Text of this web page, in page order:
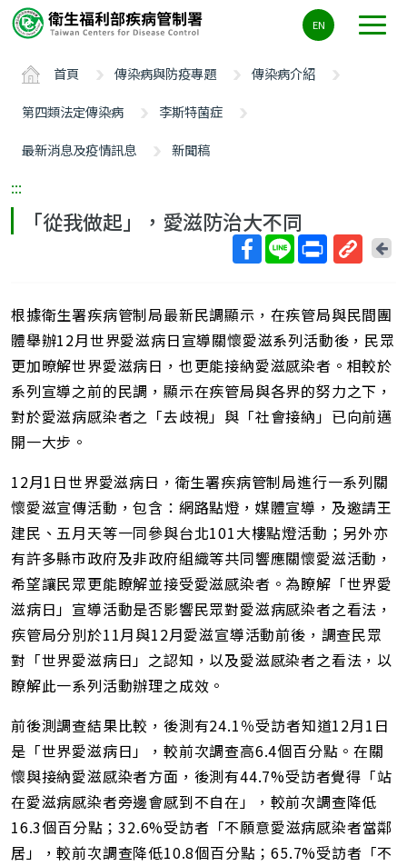
要
ALT+C
EN
首頁 傳染病與防疫專題
傳染病介紹
第四類法定傳染病
李斯特菌症
最新消息及疫情訊息
新聞稿
:::
「從我做起」，愛滋防治大不同
短
網
址
回
根據衛生署疾病管制局最新民調顯示，在疾管局與民間團
體舉辦12月世界愛滋病日宣導關懷愛滋系列活動後，民眾
更加暸解世界愛滋病日，也更能接納愛滋感染者。相較於
系列宣導之前的民調，顯示在疾管局與各界的努力之下，
對於愛滋病感染者之「去歧視」與「社會接納」已向前邁
開一大步。
12月1日世界愛滋病日，衛生署疾病管制局進行一系列關
懷愛滋宣傳活動，包含：網路點燈，媒體宣導，及邀請王
建民、五月天等一同參與台北101大樓點燈活動；另外亦
有許多縣市政府及非政府組織等共同響應關懷愛滋活動，
希望讓民眾更能瞭解並接受愛滋感染者。為瞭解「世界愛
滋病日」宣導活動是否影響民眾對愛滋病感染者之看法，
疾管局分別於11月與12月愛滋宣導活動前後，調查民眾
對「世界愛滋病日」之認知，以及愛滋感染者之看法，以
瞭解此一系列活動辦理之成效。
前後測調查結果比較，後測有24.1％受訪者知道12月1日
是「世界愛滋病日」，較前次調查高6.4個百分點。在關
懷與接納愛滋感染者方面，後測有44.7%受訪者覺得「站
在愛滋病感染者旁邊會感到不自在」，較前次調查降低
16.3個百分點；32.6%受訪者「不願意愛滋病感染者當鄰
居」，較前次調查降低10.8個百分點；65.7%受訪者「不